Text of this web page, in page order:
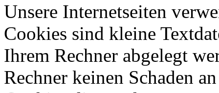
Unsere Internetseiten
Cookies sind kleine
Ihrem Rechner abgelegt
Rechner keinen Schaden